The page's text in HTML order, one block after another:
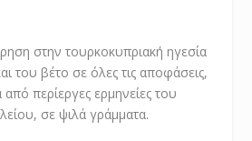
στην τουρκοκυπριακή ηγεσία
του βέτο σε όλες τις αποφάσεις,
περίεργες ερμηνείες του
σε ψιλά γράμματα.